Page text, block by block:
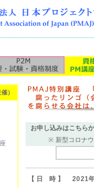
）
お申し込みはこちら
※ 新型コロナ
【 日 時 】 2021